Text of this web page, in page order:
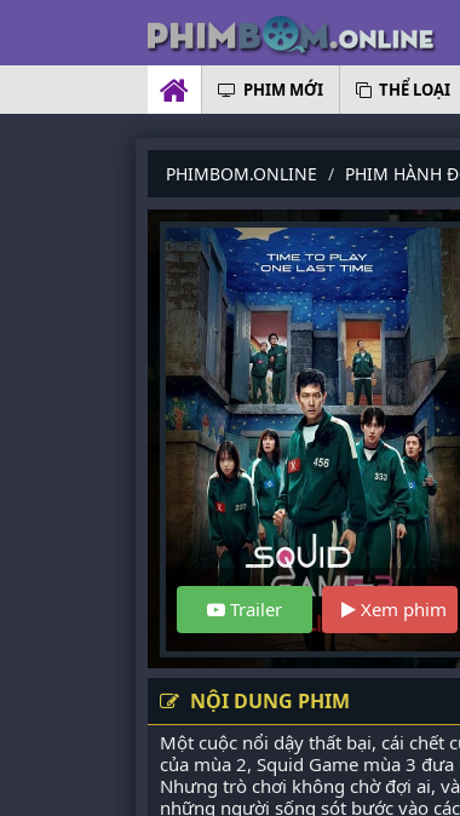
PHIM MỚI THỂ LOẠI
PHIMBOM.ONLINE PHIM HÀNH
Trailer Xem phim
NỘI DUNG PHIM
Một cuộc nổi dậy thất bại, cái chết
của mùa 2, Squid Game mùa 3
Nhưng trò chơi không chờ đợi ai,
những người sống sót bước vào